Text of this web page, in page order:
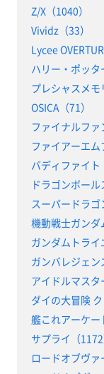
Z/X（1040）
Vividz（33）
Lycee
ハリー・ポッタ
プレシャスメモ
OSICA（71）
ファイナルファ
ファイアーエム
バディファイト
ドラゴンボール
スーパードラゴ
機動戦士ガンダ
ガンダムトライ
ガンバレジェン
アイドルマスタ
ダイの大冒険
艦これアーケー
サプライ（1172
ロードオブヴ